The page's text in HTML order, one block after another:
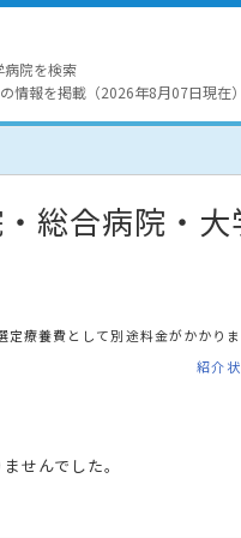
病院を検索
情報を掲載（2026年8月07日現在）
総合病院・大
療養費として別途料金がかかりま
紹介
せんでした。